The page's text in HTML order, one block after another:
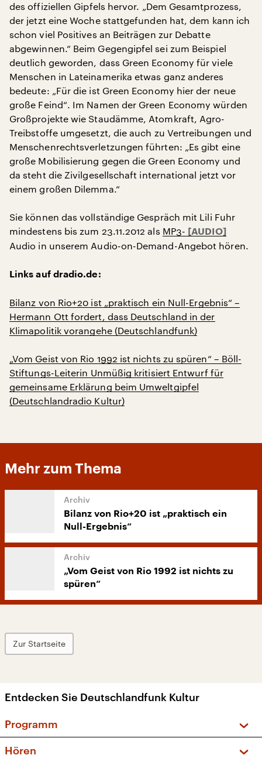
des offiziellen Gipfels hervor. „Dem Gesamtprozess,
der jetzt eine Woche stattgefunden hat, dem kann ich
schon viel Positives an Beiträgen zur Debatte
abgewinnen.“ Beim Gegengipfel sei zum Beispiel
deutlich geworden, dass Green Economy für viele
Menschen in Lateinamerika etwas ganz anderes
bedeute: „Für die ist Green Economy hier der neue
große Feind“. Im Namen der Green Economy würden
Großprojekte wie Staudämme, Atomkraft, Agro-
Treibstoffe umgesetzt, die auch zu Vertreibungen und
Menschenrechtsverletzungen führten: „Es gibt eine
große Mobilisierung gegen die Green Economy und
da steht die Zivilgesellschaft international jetzt vor
einem großen Dilemma.“
Sie können das vollständige Gespräch mit Lili Fuhr
mindestens bis zum 23.11.2012 als MP3-
Audio in unserem Audio-on-Demand-Angebot hören.
Links auf dradio.de:
Bilanz von Rio+20 ist „praktisch ein Null-Ergebnis“ –
Hermann Ott fordert, dass Deutschland in der
Klimapolitik vorangehe (Deutschlandfunk)
„Vom Geist von Rio 1992 ist nichts zu spüren“ – Böll-
Stiftungs-Leiterin Unmüßig kritisiert Entwurf für
gemeinsame Erklärung beim Umweltgipfel
(Deutschlandradio Kultur)
Mehr zum Thema
Bilanz von Rio+20 ist „praktisch ein
Null-Ergebnis“
„Vom Geist von Rio 1992 ist nichts zu
spüren“
Zur Startseite
Entdecken Sie Deutschlandfunk Kultur
Programm
Hören